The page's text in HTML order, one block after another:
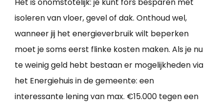
Het is onomstotelijk: je kunt fors besparen met
isoleren van vloer, gevel of dak. Onthoud wel,
wanneer jij het energieverbruik wilt beperken
moet je soms eerst flinke kosten maken. Als je nu
te weinig geld hebt bestaan er mogelijkheden via
het Energiehuis in de gemeente: een
interessante lening van max. €15.000 tegen een